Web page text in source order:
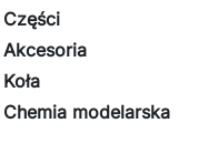
Części
Akcesoria
Koła
Chemia modelarska